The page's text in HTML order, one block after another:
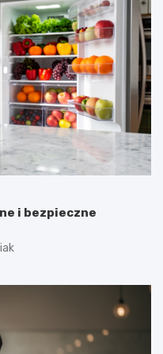
i bezpieczne